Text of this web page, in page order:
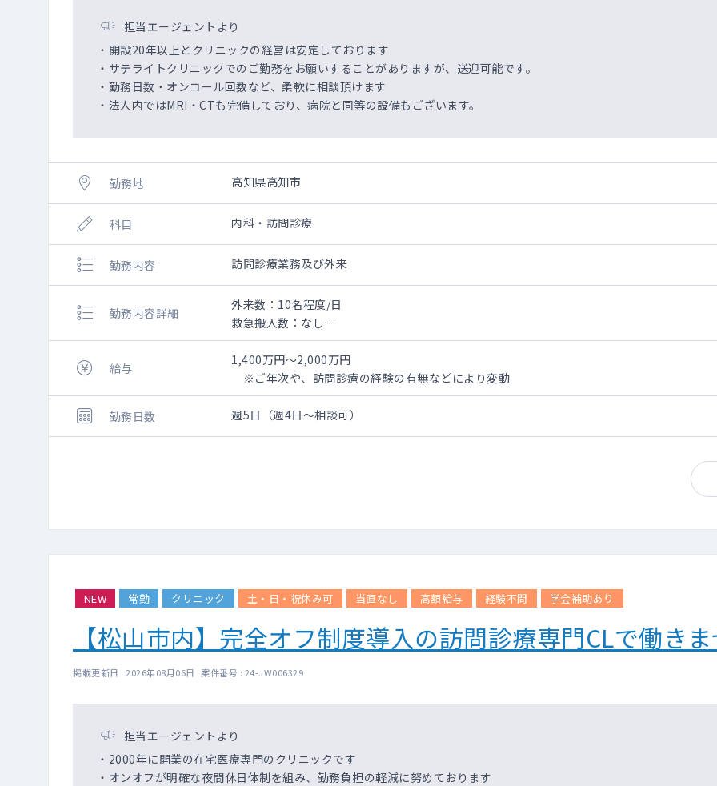
担当エージェントより
・開設20年以上とクリニックの経営は安定しております
・サテライトクリニックでのご勤務をお願いすることがありますが、送迎可能です。
・勤務日数・オンコール回数など、柔軟に相談頂けます
・法人内ではMRI・CTも完備しており、病院と同等の設備もございます。
勤務地 高知県高知市
科目 内科・訪問診療
勤務内容 訪問診療業務及び外来
勤務内容詳細
外来数：10名程度/日
救急搬入数：なし
手術数：なし
市内のクリニック及びサテライトクリニック（車で30分程度）での勤務をお願いいたします
≪高知市内≫
外来10名程度/日
訪問180名程度
訪問30名程度
訪問診療は施設がメインで、法人の10施設（約200名）を回って頂くこととなります。
給与
1,400万円～2,000万円
※ご年次や、訪問診療の経験の有無などにより変動
勤務日数 週5日（週4日～相談可）
NEW 常勤 クリニック 土・日・祝休み可 当直なし 高額給与 経験不問 学会補助あり
【松山市内】完全オフ制度導入の訪問診療専門CLで働き
掲載更新日 : 2026年08月06日 案件番号 : 24-JW006329
担当エージェントより
・2000年に開業の在宅医療専門のクリニックです
・オンオフが明確な夜間休日体制を組み、勤務負担の軽減に努めております